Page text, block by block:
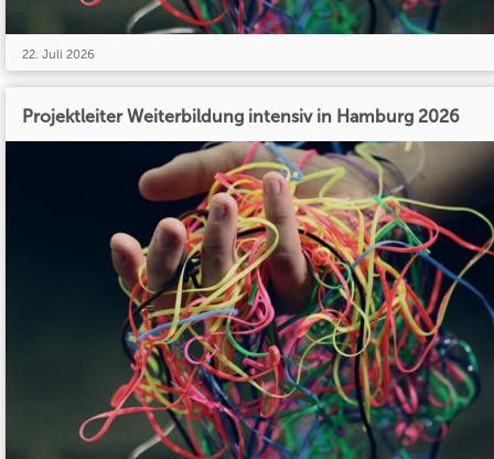
22. Juli 2026
Projektleiter Weiterbildung intensiv in Hamburg 2026